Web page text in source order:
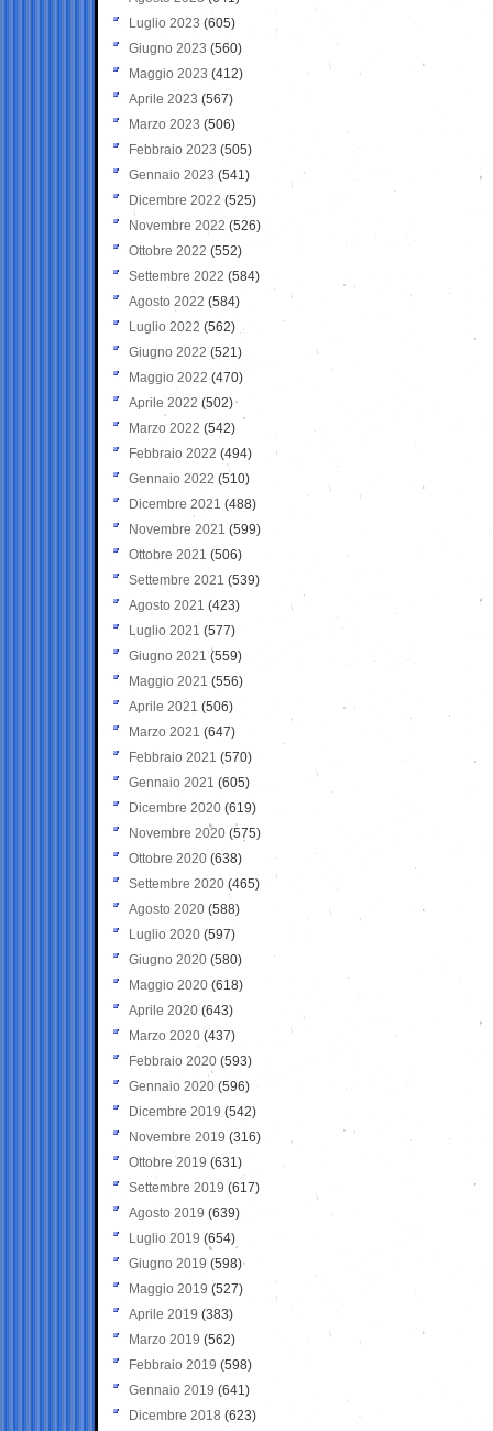
Luglio 2023 (605)
Giugno 2023 (560)
Maggio 2023 (412)
Aprile 2023 (567)
Marzo 2023 (506)
Febbraio 2023 (505)
Gennaio 2023 (541)
Dicembre 2022 (525)
Novembre 2022 (526)
Ottobre 2022 (552)
Settembre 2022 (584)
Agosto 2022 (584)
Luglio 2022 (562)
Giugno 2022 (521)
Maggio 2022 (470)
Aprile 2022 (502)
Marzo 2022 (542)
Febbraio 2022 (494)
Gennaio 2022 (510)
Dicembre 2021 (488)
Novembre 2021 (599)
Ottobre 2021 (506)
Settembre 2021 (539)
Agosto 2021 (423)
Luglio 2021 (577)
Giugno 2021(559)
Maggio 2021 (556)
Aprile 2021 (506)
Marzo 2021 (647)
Febbraio 2021 (570)
Gennaio 2021 (605)
Dicembre 2020 (619)
Novembre 2020 (575)
Ottobre 2020 (638)
Settembre 2020(465)
Agosto 2020 (588)
Luglio 2020 (597)
Giugno 2020 (580)
Maggio 2020 (618)
Aprile 2020 (643)
Marzo 2020 (437)
Febbraio 2020 (593)
Gennaio 2020 (596)
Dicembre 2019 (542)
Novembre 2019 (316)
Ottobre 2019 (631)
Settembre 2019 (617)
Agosto 2019 (639)
Luglio 2019 (654)
Giugno 2019 (598)
Maggio 2019 (527)
Aprile 2019 (383)
Marzo 2019 (562)
Febbraio 2019 (598)
Gennaio 2019 (641)
Dicembre 2018 (623)